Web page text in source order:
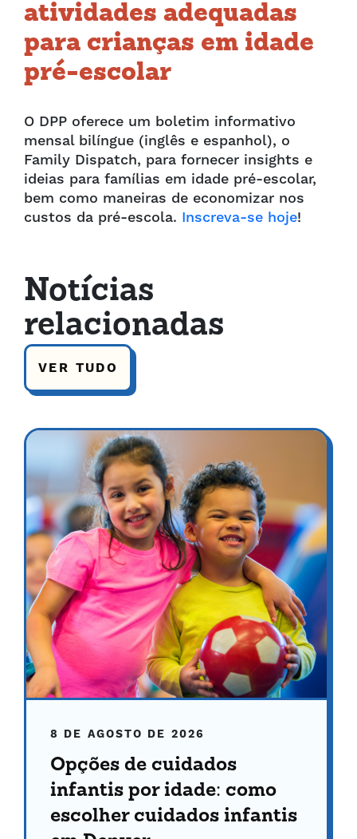
atividades adequadas
para crianças em idade
pré-escolar
O DPP oferece um boletim informativo
mensal bilíngue (inglês e espanhol), o
Family Dispatch, para fornecer insights e
ideias para famílias em idade pré-escolar,
bem como maneiras de economizar nos
custos da pré-escola. Inscreva-se hoje!
Notícias
relacionadas
VER TUDO
8 DE AGOSTO DE 2026
Opções de cuidados
infantis por idade: como
escolher cuidados infantis